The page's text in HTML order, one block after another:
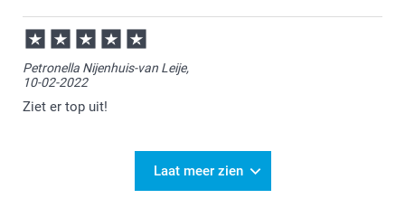
Petronella Nijenhuis-van Leije,
10-02-2022
Ziet er top uit!
Laat meer zien